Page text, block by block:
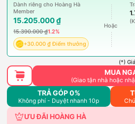
Dành riêng cho Hoàng Hà
Member
15.205.000 ₫
15.390.000 ₫1.2%
+30.000 ₫ Điểm thưởng
Hoặc
(*)
MUA
(Giao tận nhà hoặc
TRẢ GÓP 0%
Không phí - Duyệt nhanh 10p
ƯU ĐÃI HOÀNG HÀ